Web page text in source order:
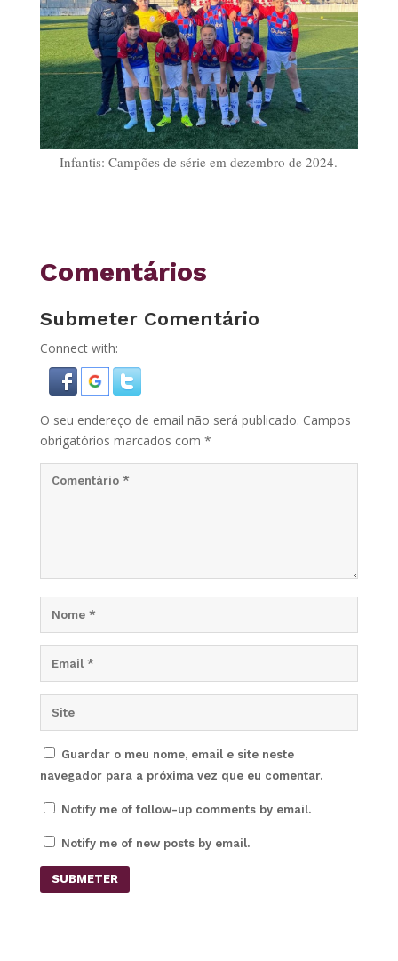
Infantis: Campões de série em dezembro de 2024.
Comentários
Submeter Comentário
Connect with:
O seu endereço de email não será publicado. Campos
obrigatórios marcados com *
Guardar o meu nome, email e site neste
navegador para a próxima vez que eu comentar.
Notify me of follow-up comments by email.
Notify me of new posts by email.
SUBMETER